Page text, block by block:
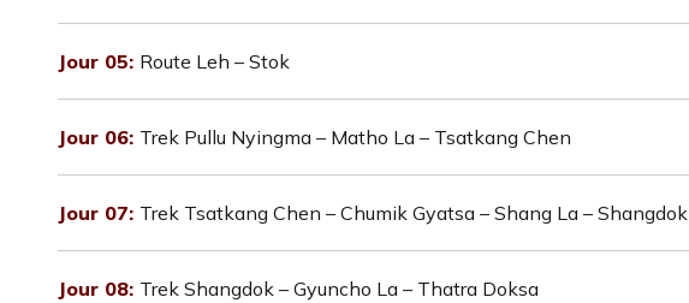
Jour 05: Route Leh – Stok
Jour 06: Trek Pullu Nyingma – Matho La – Tsatkang Chen
Jour 07: Trek Tsatkang Chen – Chumik Gyatsa – Shang La – Shangdok
Jour 08: Trek Shangdok – Gyuncho La – Thatra Doksa